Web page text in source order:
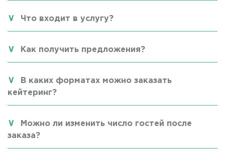
Что входит в услугу?
Как получить предложения?
В каких форматах можно заказать
кейтеринг?
Можно ли изменить число гостей после
заказа?